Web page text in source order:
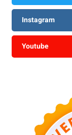
Instagram
Youtube